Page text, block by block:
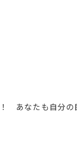
あなたも自分の